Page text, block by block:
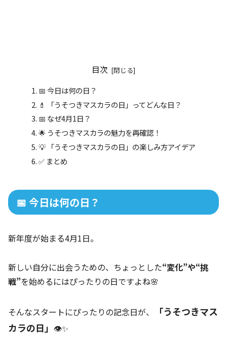
目次
📅 今日は何の日？
💄 「うそつきマスカラの日」ってどんな日？
📅 なぜ4月1日？
🌟 うそつきマスカラの魅力を再確認！
💡 「うそつきマスカラの日」の楽しみ方アイデア
✅ まとめ
📅 今日は何の日？
新年度が始まる4月1日。
新しい自分に出会うための、ちょっとした“変化”や“挑
戦”を始めるにはぴったりの日ですよね🌸
そんなスタートにぴったりの記念日が、
「うそつきマス
カラの日」 👁️✨